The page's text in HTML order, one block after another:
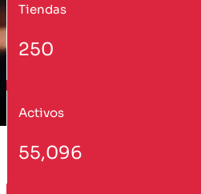
Tiendas
250
Activos
55,096